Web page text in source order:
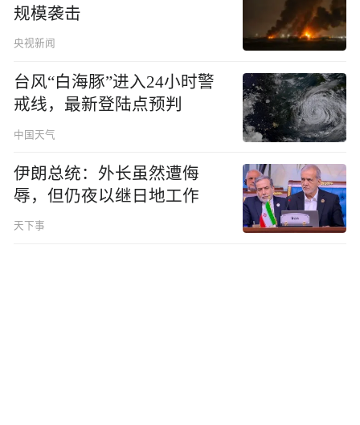
规模袭击
央视新闻
台风“白海豚”进入24小时警
戒线，最新登陆点预判
中国天气
伊朗总统：外长虽然遭侮
辱，但仍夜以继日地工作
天下事